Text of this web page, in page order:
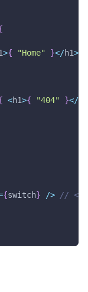
>{ "Home" }</h1>
<h1>{ "404" }</
{switch} /> // <-